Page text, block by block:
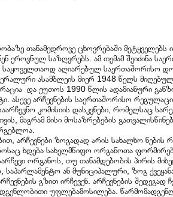
თანამედროვე ცხოვრებაში
ეროვნულ საზღვრებს. ამ თემამ შეიძინა
აღიარებულ საერთაშორისო
ასამბლეის მიერ 1948 წელს
და ეუთოს 1990 წლის ადამიანური
ასევე არჩევნების საერთაშორისო
კომისიის დასკვნები, რომელსაც
მაგრამ მისი მოსაზრებების
არჩევნები ზოგადად არის სახალხო ნების
ხდება სახელმწიფო ორგანოთა
ორგანოს, თუ თანამდებობის პირის
საპარლამენტო ან მუნიციპალური, ზოგ
გზით ირჩევენ. არჩევნების შედეგად
უფლებამოსილება.